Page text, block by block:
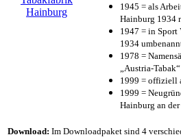
1945 = als
Hainburg 1934
1947 = in Sport
1934
1978 =
„Austria-
1999 = offiziell
1999 =
Hainburg an
Download: Im Downloadpaket sind 4